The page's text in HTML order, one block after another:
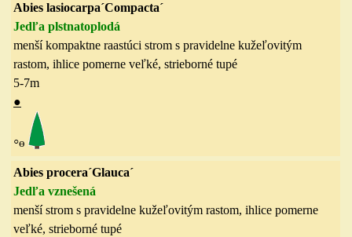
Abies lasiocarpa´Compacta´
Jedľa plstnatoplodá
menší kompaktne raastúci strom s pravidelne kužeľovitým
rastom, ihlice pomerne veľké, strieborné tupé
5-7m
●
◦ө
Abies procera´Glauca´
Jedľa vznešená
menší strom s pravidelne kužeľovitým rastom, ihlice pomerne
veľké, strieborné tupé